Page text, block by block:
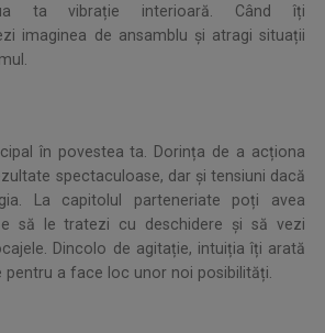
ta vibrație interioară. Când îți
imaginea de ansamblu și atragi situații
în povestea ta. Dorința de a acționa
spectaculoase, dar și tensiuni dacă
La capitolul parteneriate poți avea
să le tratezi cu deschidere și să vezi
Dincolo de agitație, intuiția îți arată
pentru a face loc unor noi posibilități.